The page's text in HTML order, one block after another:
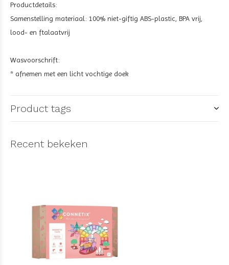
Productdetails:
Samenstelling materiaal: 100% niet-giftig ABS-plastic, BPA vrij,
lood- en ftalaatvrij
Wasvoorschrift:
* afnemen met een licht vochtige doek
Product tags
Recent bekeken